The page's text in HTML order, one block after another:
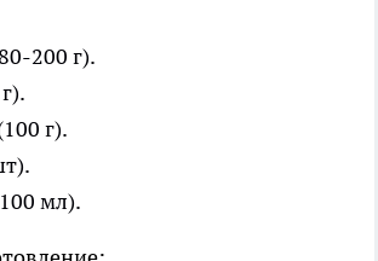
200 г).
г).
мл).